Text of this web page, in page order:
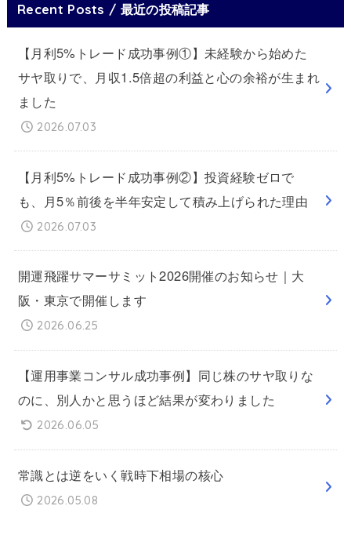
Recent Posts / 最近の投稿記事
【月利5%トレード成功事例①】未経験から始めた
サヤ取りで、月収1.5倍超の利益と心の余裕が生まれ
ました
2026.07.03
【月利5%トレード成功事例②】投資経験ゼロで
も、月5％前後を半年安定して積み上げられた理由
2026.07.03
開運飛躍サマーサミット2026開催のお知らせ｜大
阪・東京で開催します
2026.06.25
【運用事業コンサル成功事例】同じ株のサヤ取りな
のに、別人かと思うほど結果が変わりました
2026.06.05
常識とは逆をいく戦時下相場の核心
2026.05.08